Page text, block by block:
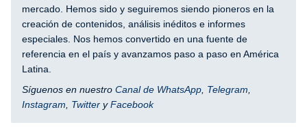
mercado. Hemos sido y seguiremos siendo pioneros en la
creación de contenidos, análisis inéditos e informes
especiales. Nos hemos convertido en una fuente de
referencia en el país y avanzamos paso a paso en América
Latina.
Síguenos en nuestro Canal de WhatsApp Telegram
Instagram
Twitter yFacebook